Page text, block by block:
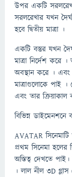
উপর একটি
সরলরেখার যখন
হবে দ্বিতীয় মাত্রা ।
একটি বস্তুর যখন
মাত্রা নির্দেশ করে
অবস্থান করে । এবং
মাত্রাগুলোকে পাই ।
এবং তার
বিভিন্ন ডাইমেনশনে
AVATAR
প্রথম সিনেমা হলের
অস্তিত্ব দেখতে
। লাল নীল 3D